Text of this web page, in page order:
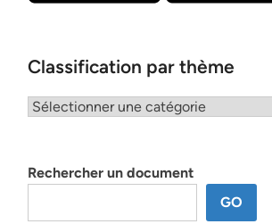
Classification par thème
Classification
Rechercher un document
GO